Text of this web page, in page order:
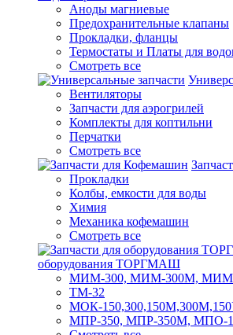
Аноды магниевые
Предохранительные клапаны
Прокладки, фланцы
Термостаты и Платы для
Смотреть все
Вентиляторы
Запчасти для аэрогрилей
Комплекты для коптильни
Перчатки
Смотреть все
Прокладки
Колбы, емкости для воды
Химия
Механика кофемашин
Смотреть все
оборудования ТОРГМАШ
МИМ-300, МИМ-300М,
ТМ-32
МОК-
МПР-350, МПР-350М, МПО-1